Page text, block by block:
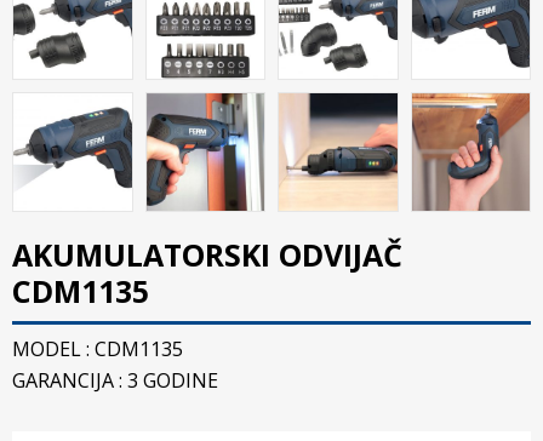
AKUMULATORSKI ODVIJAČ
CDM1135
MODEL : CDM1135
GARANCIJA : 3 GODINE